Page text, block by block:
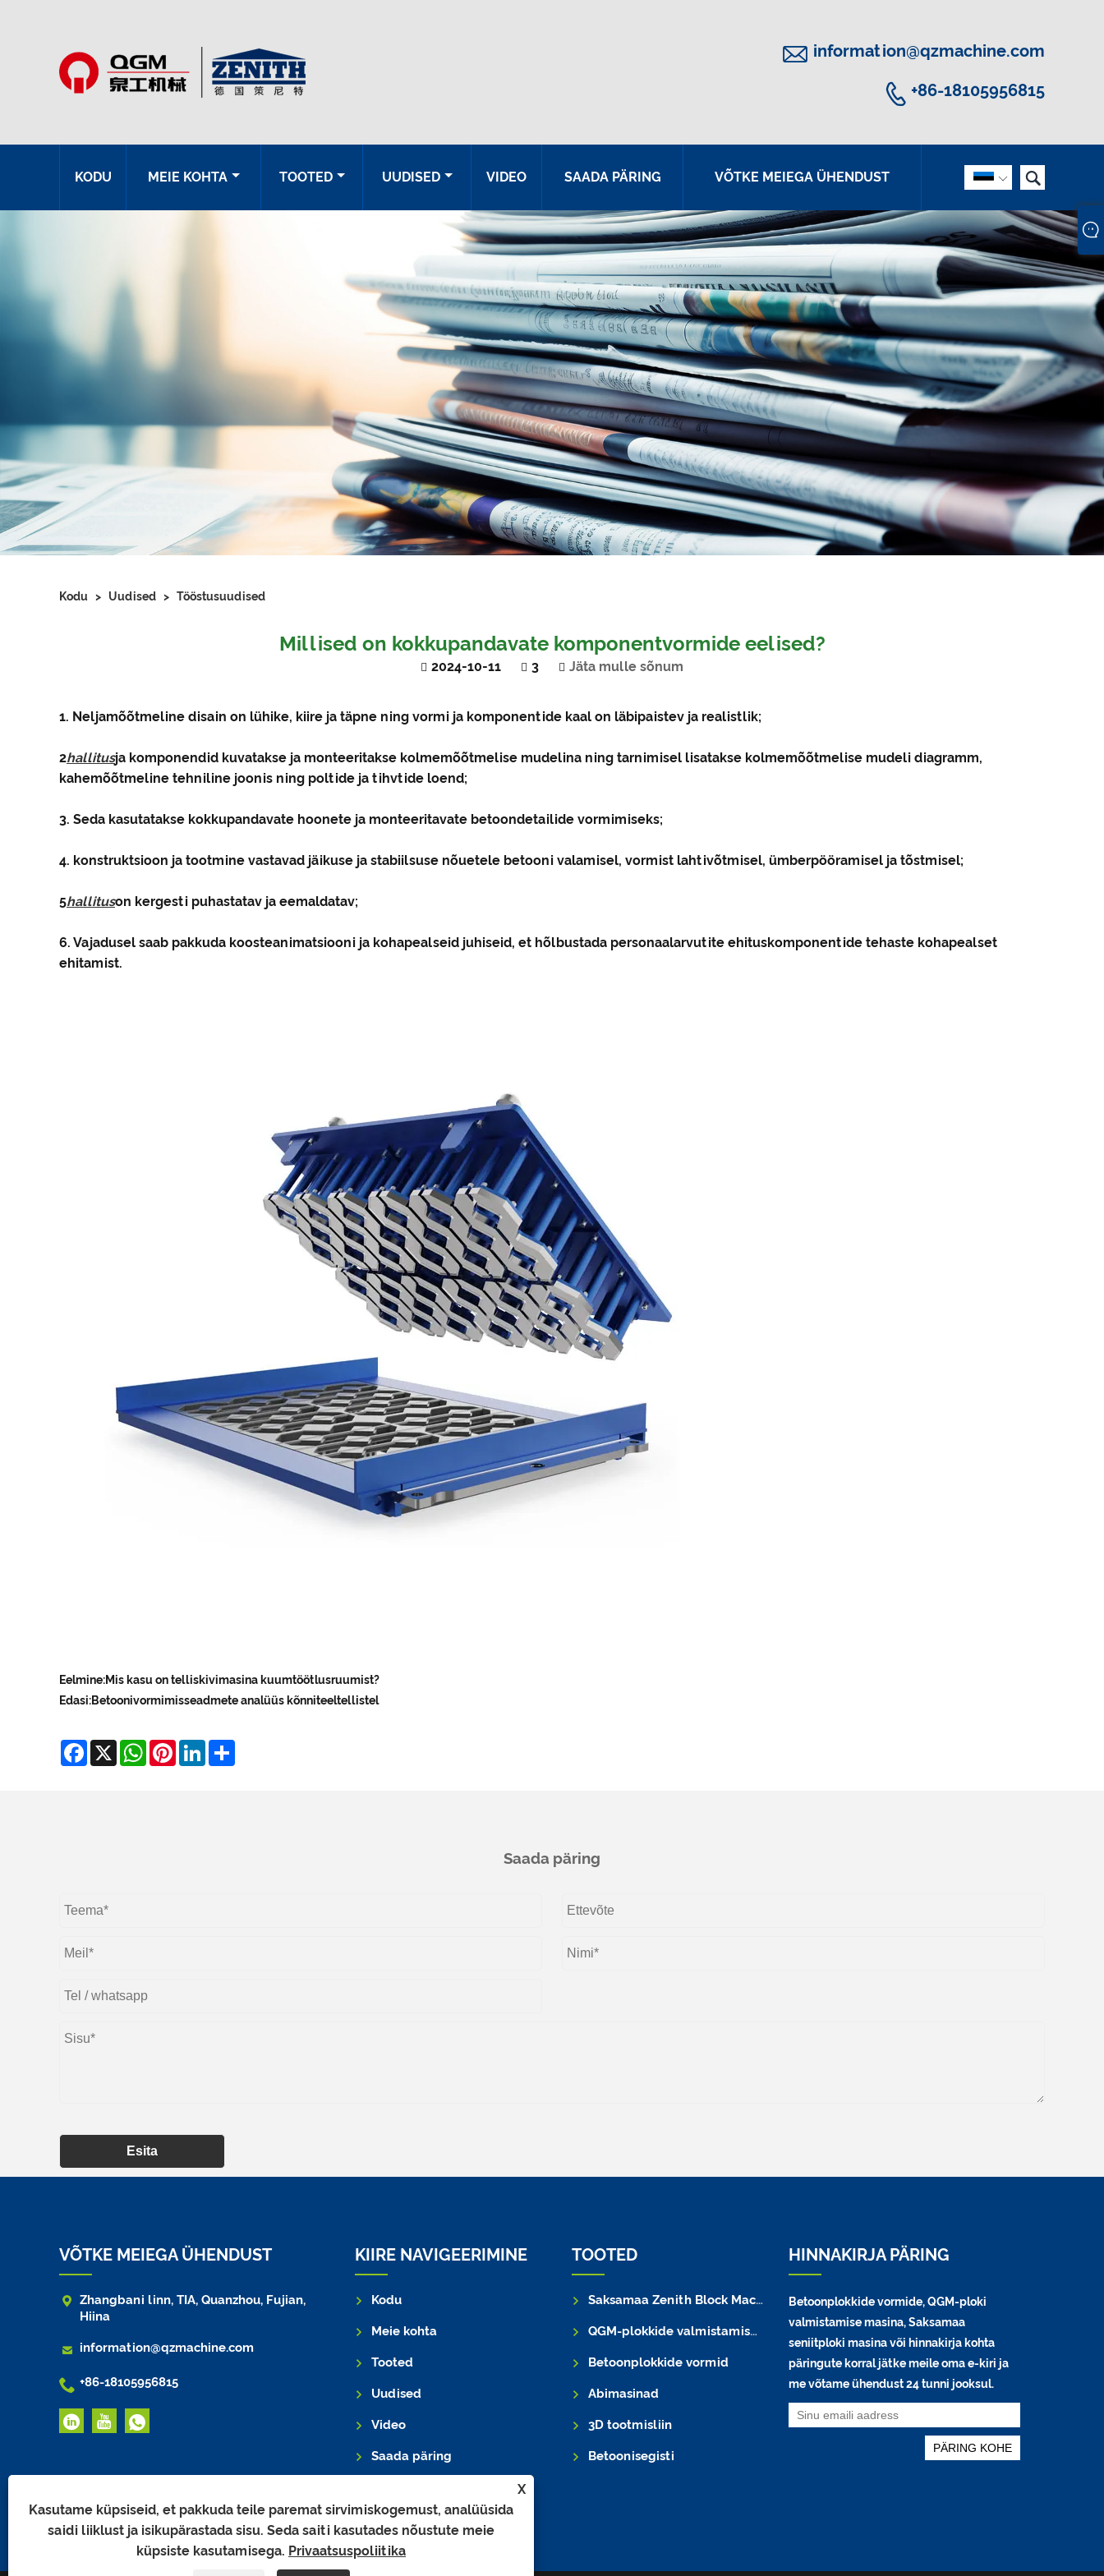
 information@qzmachine.com
 +86-18105956815
 
KODU MEIE KOHTA TOOTED UUDISED VIDEO SAADA PÄRING VÕTKE MEIEGA ÜHENDUST
Kodu > Uudised > Tööstusuudised
Millised on kokkupandavate komponentvormide eelised?
2024-10-11 3 Jäta mulle sõnum
1. Neljamõõtmeline disain on lühike, kiire ja täpne ning vormi ja komponentide kaal on läbipaistev ja realistlik;
2hallitusja komponendid kuvatakse ja monteeritakse kolmemõõtmelise mudelina ning tarnimisel lisatakse kolmemõõtmelise mudeli diagramm,
kahemõõtmeline tehniline joonis ning poltide ja tihvtide loend;
3. Seda kasutatakse kokkupandavate hoonete ja monteeritavate betoondetailide vormimiseks;
4. konstruktsioon ja tootmine vastavad jäikuse ja stabiilsuse nõuetele betooni valamisel, vormist lahtivõtmisel, ümberpööramisel ja tõstmisel;
5hallituson kergesti puhastatav ja eemaldatav;
6. Vajadusel saab pakkuda koosteanimatsiooni ja kohapealseid juhiseid, et hõlbustada personaalarvutite ehituskomponentide tehaste kohapealset
ehitamist.
Eelmine:Mis kasu on telliskivimasina kuumtöötlusruumist?
Edasi:Betoonivormimisseadmete analüüs kõnniteeltellistel
Facebook
X WhatsApp
Pinterest
LinkedIn
Saada päring
Esita
X
Kasutame küpsiseid, et pakkuda teile paremat sirvimiskogemust, analüüsida
saidi liiklust ja isikupärastada sisu. Seda saiti kasutades nõustute meie
küpsiste kasutamisega. Privaatsuspoliitika
VÕTKE MEIEGA ÜHENDUST
 Zhangbani linn, TIA, Quanzhou, Fujian,
Hiina
 information@qzmachine.com
 +86-18105956815
KIIRE NAVIGEERIMINE
Kodu
Meie kohta
Tooted
Uudised
Video
Saada päring
TOOTED
Saksamaa Zenith Block Machine
QGM-plokkide valmistamise masin
Betoonplokkide vormid
Abimasinad
3D tootmisliin
Betoonisegisti
HINNAKIRJA PÄRING
Betoonplokkide vormide, QGM-ploki
valmistamise masina, Saksamaa
seniitploki masina või hinnakirja kohta
päringute korral jätke meile oma e-kiri ja
me võtame ühendust 24 tunni jooksul.